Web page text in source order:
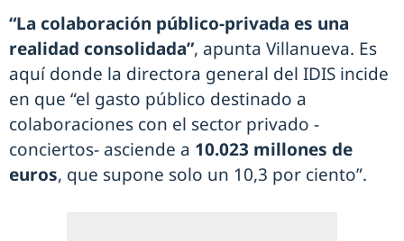
“La colaboración público-privada es una
realidad consolidada”, apunta Villanueva. Es
aquí donde la directora general del IDIS incide
en que “el gasto público destinado a
colaboraciones con el sector privado -
conciertos- asciende a 10.023 millones de
euros, que supone solo un 10,3 por ciento”.